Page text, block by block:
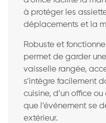
à protéger les
déplacements et la
Robuste et
permet de garder
vaisselle rangée,
s’intègre facilement
cuisine, d’un office
que l’événement se
extérieur.